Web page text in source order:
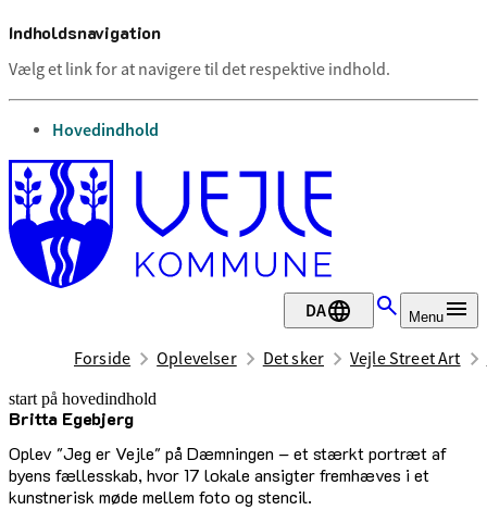
Indholdsnavigation
Vælg et link for at navigere til det respektive indhold.
gå til
Hovedindhold
DA Menu
Forside Oplevelser Det sker Vejle Street Art
start på hovedindhold
Britta Ege­bjerg
Oplev "Jeg er Vejle" på Dæmningen – et stærkt portræt af
byens fællesskab, hvor 17 lokale ansigter fremhæves i et
kunstnerisk møde mellem foto og stencil.
senest opdateret 17. februar 2026